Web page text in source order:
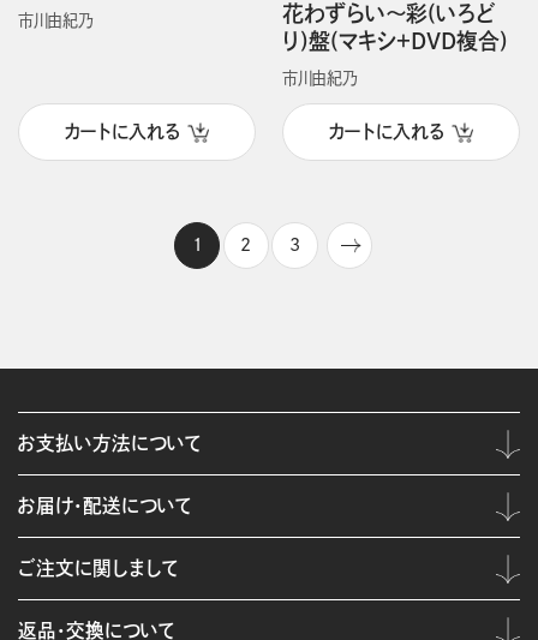
市川由紀乃
カートに入れる
花わずらい～彩(いろど
り)盤(マキシ＋DVD複合)
市川由紀乃
カートに入れる
1 2 3
お支払い方法について
お届け・配送について
ご注文に関しまして
返品・交換について